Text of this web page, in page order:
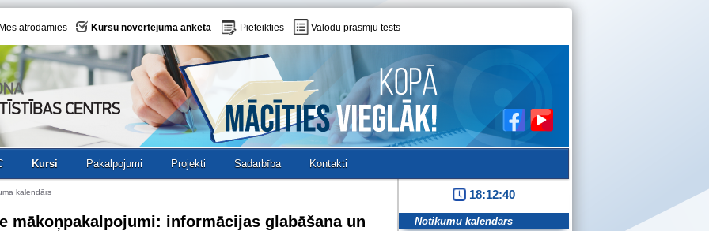
Mēs atrodamies Kursu novērtējuma anketa Pieteikties Valodu prasmju tests
Kursi Pakalpojumi Projekti Sadarbība Kontakti
kalendārs
mākoņpakalpojumi: informācijas glabāšana un
18:12:40
Notikumu kalendārs